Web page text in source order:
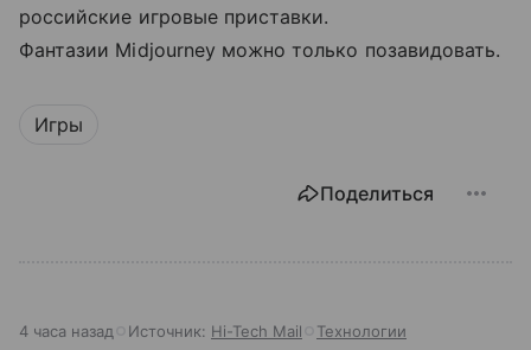
российские игровые приставки.
Фантазии Midjourney можно только позавидовать.
Игры
Поделиться
4 часа назад Источник: Hi-Tech Mail Технологии